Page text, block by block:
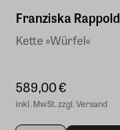
Franziska Rappold
Kette »Würfel«
589,00 €
inkl. MwSt. zzgl. Versand